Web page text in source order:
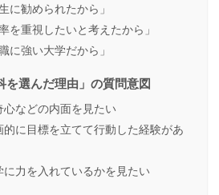
に勧められたから」
を重視したいと考えたから」
に強い大学だから」
を選んだ理由」の質問意図
などの内面を見たい
に目標を立てて行動した経験があ
力を入れているかを見たい